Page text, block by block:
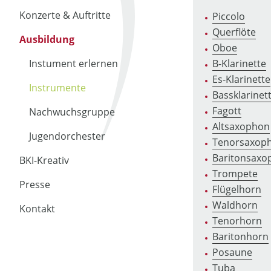
Konzerte & Auftritte
Ausbildung
Instument erlernen
Instrumente
Nachwuchsgruppe
Jugendorchester
BKI-Kreativ
Presse
Kontakt
Piccolo
Querflöte
Oboe
B-Klarinette
Es-Klarinette
Fagott
Altsaxophon
Trompete
Flügelhorn
Waldhorn
Tenorhorn
Baritonhorn
Posaune
Tuba